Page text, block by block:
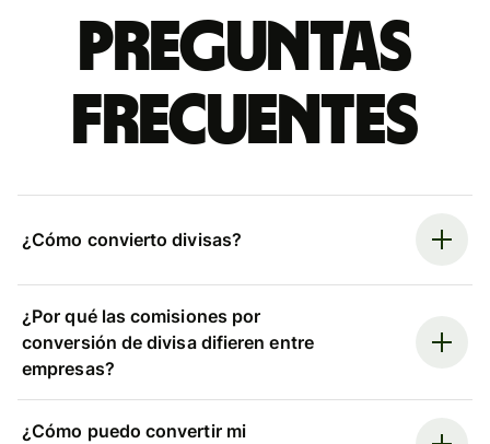
Preguntas
frecuentes
¿Cómo convierto divisas?
¿Por qué las comisiones por
conversión de divisa difieren entre
empresas?
¿Cómo puedo convertir mi